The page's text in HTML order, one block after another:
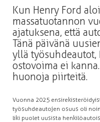
Kun Henry Ford
massatuotannon
ajatuksena, että
Tänä päivänä
yllä
ostovoima ei
huonoja piirteitä.
Vuonna 2025
työsuhdeautojen osuus oli
liki puolet uusista